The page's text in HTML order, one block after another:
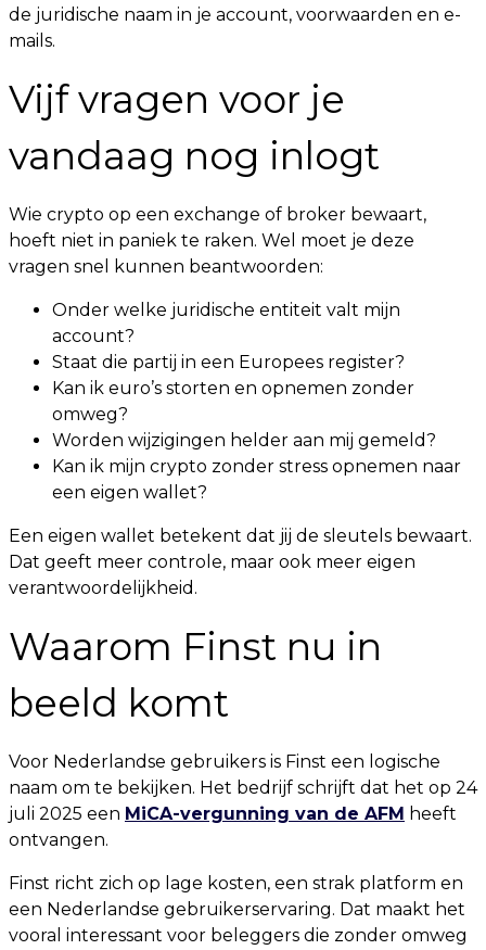
de juridische naam in je account, voorwaarden en e-
mails.
Vijf vragen voor je
vandaag nog inlogt
Wie crypto op een exchange of broker bewaart,
hoeft niet in paniek te raken. Wel moet je deze
vragen snel kunnen beantwoorden:
Onder welke juridische entiteit valt mijn
account?
Staat die partij in een Europees register?
Kan ik euro’s storten en opnemen zonder
omweg?
Worden wijzigingen helder aan mij gemeld?
Kan ik mijn crypto zonder stress opnemen naar
een eigen wallet?
Een eigen wallet betekent dat jij de sleutels bewaart.
Dat geeft meer controle, maar ook meer eigen
verantwoordelijkheid.
Waarom Finst nu in
beeld komt
Voor Nederlandse gebruikers is Finst een logische
naam om te bekijken. Het bedrijf schrijft dat het op 24
juli 2025 een MiCA-vergunning van de AFM heeft
ontvangen.
Finst richt zich op lage kosten, een strak platform en
een Nederlandse gebruikerservaring. Dat maakt het
vooral interessant voor beleggers die zonder omweg